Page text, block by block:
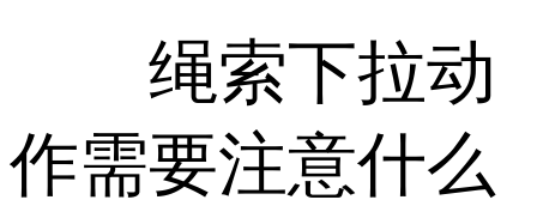
绳索下拉动
作需要注意什么